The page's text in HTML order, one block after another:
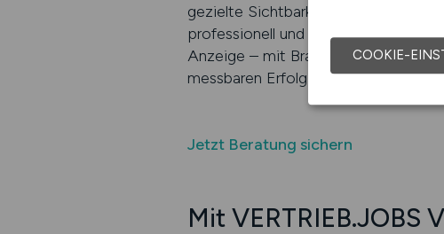
gezielte Sichtbarkeit und attraktive
professionell und auf die
Anzeige – mit Branchenkenntnis,
messbaren Erfolg zu führen.
Jetzt Beratung sichern
Mit
COOKIE-